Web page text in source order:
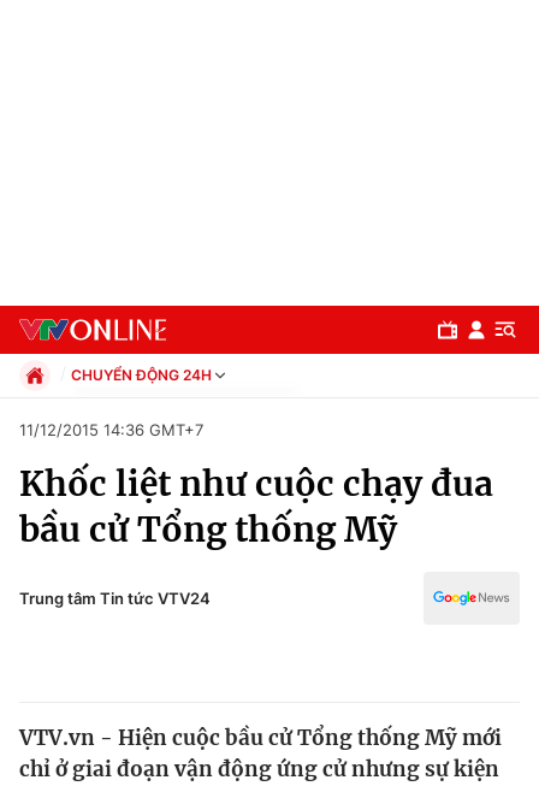
Chuyên mục
Chính trị
Xã hội
Y tế
CHUYỂN ĐỘNG 24H
Xã hội
Pháp luật
Thể thao
Văn hóa - Giải trí
Giáo dục
11/12/2015 14:36 GMT+7
Khốc liệt như cuộc chạy đua
bầu cử Tổng thống Mỹ
Trung tâm Tin tức VTV24
VTV.vn - Hiện cuộc bầu cử Tổng thống Mỹ mới
chỉ ở giai đoạn vận động ứng cử nhưng sự kiện